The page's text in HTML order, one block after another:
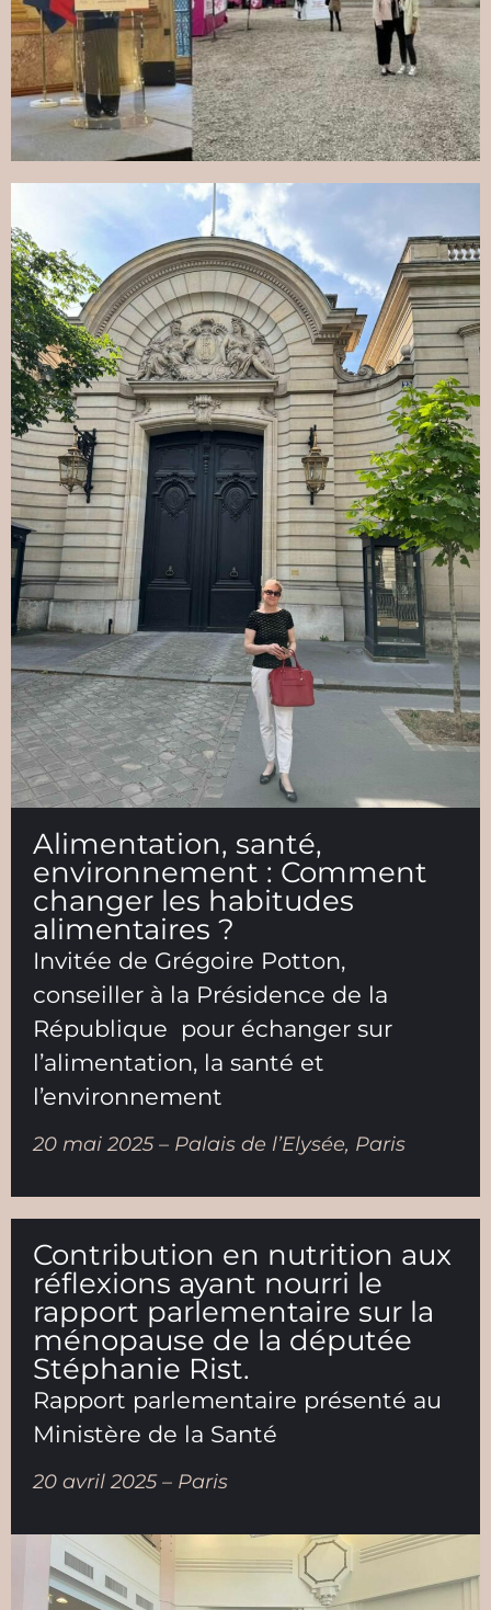
Alimentation, santé,
environnement : Comment
changer les habitudes
alimentaires ?
Invitée de Grégoire Potton,
conseiller à la Présidence de la
République pour échanger sur
l’alimentation, la santé et
l’environnement
20 mai 2025 – Palais de l’Elysée, Paris
Contribution en nutrition aux
réflexions ayant nourri le
rapport parlementaire sur la
ménopause de la députée
Stéphanie Rist.
Rapport parlementaire présenté au
Ministère de la Santé
20 avril 2025 – Paris